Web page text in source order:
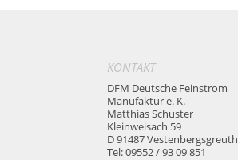
KONTAKT
DFM Deutsche Feinstrom
Manufaktur e. K.
Matthias Schuster
Kleinweisach 59
D 91487 Vestenbergsgreuth
Tel: 09552 / 93 09 851